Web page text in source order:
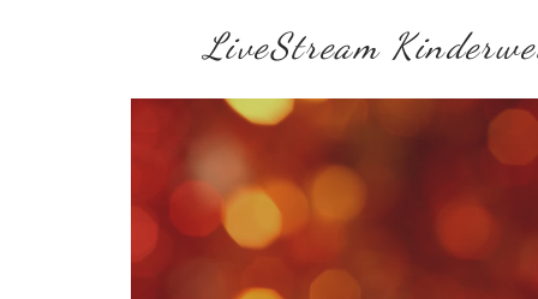
LiveStream